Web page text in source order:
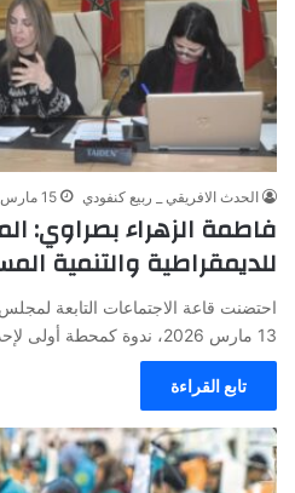
الحدث الافريقي _ ربيع كنفودي 15 مارس، 2026
فاطمة الزهراء بصراوي:
للديمقراطية والتنمية
احتضنت قاعة الاجتماعات التابعة
13 مارس 2026، ندوة كمحطة أولى لإحداث المرصد الجهوي بجهة…
تابع القراءة